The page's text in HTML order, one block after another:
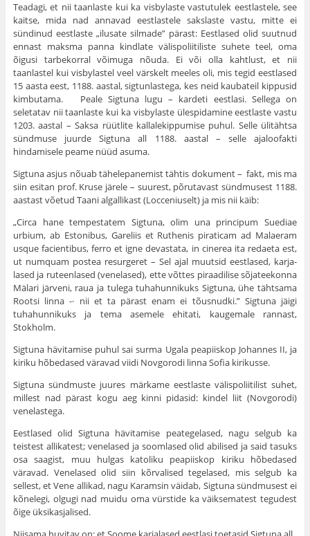
Teadagi, et nii taanlaste kui ka visbylaste vastu­tulek eestlastele, see
kaitse, mida nad annavad eestlas­tele sakslaste vastu, mitte ei
sündinud eestlaste „ilusate silmade” pärast: Eestlased olid suutnud
ennast maksma panna kindlate välispoliitiliste suhete teel, oma
õigusi tarbe­korral võimuga nõuda. Ei või olla kahtlust, et nii
taanlastel kui visbylastel veel värskelt meeles oli, mis tegid eestlased
15 aasta eest, 1188. aastal, sigtunlastega, kes neid kaubateil kippusid
kimbutama. Peale Sigtuna lugu – kardeti eestlasi. Sellega on
seletatav nii taanlaste kui ka visbylaste ülespidamine eestlaste vastu
1203. aastal – Saksa rüütlite kallalekippumise puhul. Selle ülitähtsa
sündmuse juurde Sigtuna all 1188. aastal – selle ajaloofakti
hindamisele peame nüüd asuma.
Sigtuna asjus nõuab tähelepanemist tähtis dokument – fakt, mis ma
siin esitan prof. Kruse järele – suurest, põrutavast sündmusest 1188.
aastast võetud Taani algalli­kast (Locceniuselt) ja mis nii käib:
„Circa hane tempestatem Sigtuna, olim una principum Suediae
urbium, ab Estonibus, Gareliis et Ruthenis piraticam ad Malaeram
usque facientibus, ferro et igne devastata, in cinerea ita redaeta est,
ut numquam postea resurgeret – Sel ajal muutsid eestlased, karja­
lased ja ruteenlased (venelased), ette võttes piraadilise sõjateekonna
Mälari järveni, raua ja tulega tuhahunnikuks Sigtuna, ühe tähtsama
Rootsi linna -· nii et ta pärast enam ei tõusnudki.” Sigtuna jäigi
tuhahunnikuks ja tema asemele ehitati, kaugemale rannast,
Stokholm.
Sigtuna hävitamise puhul sai surma Ugala peapiiskop Johannes II, ja
kiriku hõbedased väravad viidi Novgorodi linna Sofia kirikusse.
Sigtuna sündmuste juures märkame eestlaste välispoliitilist suhet,
millest nad pärast kogu aeg kinni pidasid: kindel liit (Novgorodi)
venelastega.
Eestlased olid Sigtuna hävitamise peategelased, nagu selgub ka
teistest allikatest; venelased ja soomlased olid abilised ja said tasuks
osa saagist, muu hulgas katoliku peapiiskop kiriku hõbedased
väravad. Venelased olid siin kõrvalised tegelased, mis selgub ka
sellest, et Vene allikad, nagu Karamsin väidab, Sigtuna sündmusest ei
kõnelegi, olgugi nad muidu oma vürstide ka väiksematest tegudest
õige üksikasjalised.